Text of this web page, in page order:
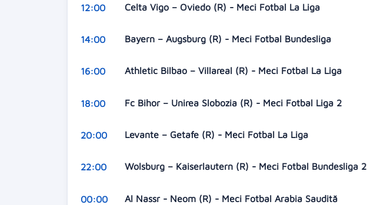
12:00 Celta Vigo – Oviedo (R) - Meci Fotbal La Liga
14:00 Bayern – Augsburg (R) - Meci Fotbal Bundesliga
16:00 Athletic Bilbao – Villareal (R) - Meci Fotbal La Liga
18:00 Fc Bihor – Unirea Slobozia (R) - Meci Fotbal Liga 2
20:00 Levante – Getafe (R) - Meci Fotbal La Liga
22:00 Wolsburg – Kaiserlautern (R) - Meci Fotbal Bundesliga 2
00:00 Al Nassr - Neom (R) - Meci Fotbal Arabia Saudită